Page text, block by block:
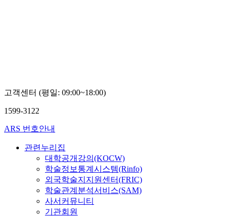
고객센터 (평일: 09:00~18:00)
1599-3122
ARS 번호안내
관련누리집
대학공개강의(KOCW)
학술정보통계시스템(Rinfo)
외국학술지지원센터(FRIC)
학술관계분석서비스(SAM)
사서커뮤니티
기관회원